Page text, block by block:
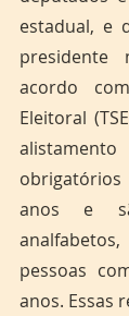
estadual, e
presidente
acordo
Eleitoral
anos e
pessoas
anos. Essas